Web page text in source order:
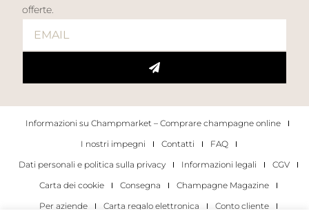
offerte.
Informazioni su Champmarket – Comprare champagne online
I nostri impegni
Contatti
FAQ
Dati personali e politica sulla privacy
Informazioni legali
CGV
Carta dei cookie
Consegna
Champagne Magazine
Per aziende
Carta regalo elettronica
Conto cliente